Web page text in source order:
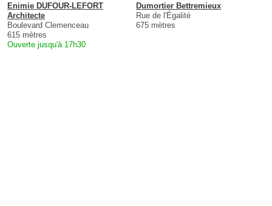
Enimie DUFOUR-LEFORT
Architecte
Boulevard Clemenceau
615 mètres
Ouverte jusqu'à 17h30
Dumortier Bettremieux
Rue de l'Égalité
675 mètres